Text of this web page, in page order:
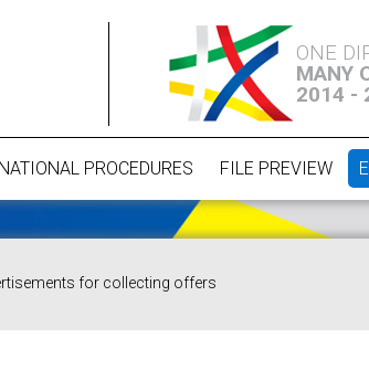
ONE
MANY
2014 -
NATIONAL PROCEDURES FILE PREVIEW
for collecting offers